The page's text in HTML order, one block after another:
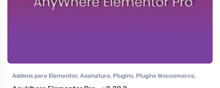
Addons para Elementor, Assinatura, Plugins, Plugins Wocoomerce,